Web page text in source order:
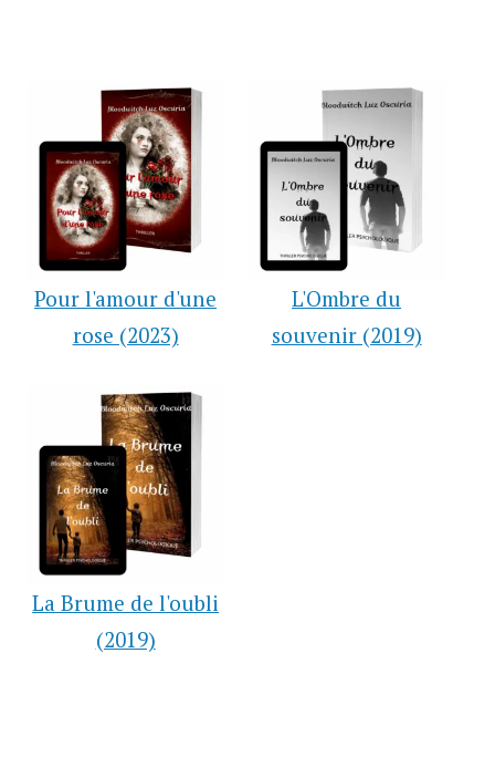
Pour l'amour d'une
rose (2023)
L'Ombre du
souvenir (2019)
La Brume de l'oubli
(2019)